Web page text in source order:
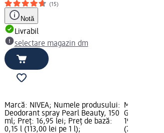
(15)
Notă
Livrabil
selectare magazin dm
Marcă: NIVEA; Numele produsului:
Deodorant spray Pearl Beauty, 150
ml; Preț: 16,95 lei; Preț de bază:
0,15 l (113,00 lei pe 1 l);
Marcă:
Gel de duș
19,45 lei;
(77,80 lei